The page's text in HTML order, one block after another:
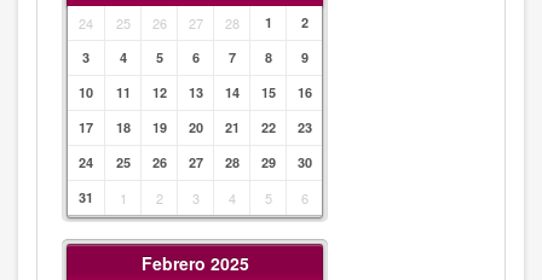
24 25 26 27 28 1
2
3
4 5 6 7 8
9
10
11 12 13 14 15
16
17
18 19 20 21 22
23
24
25 26 27 28 29
30
31
1 2 3 4 5 6
Febrero 2025